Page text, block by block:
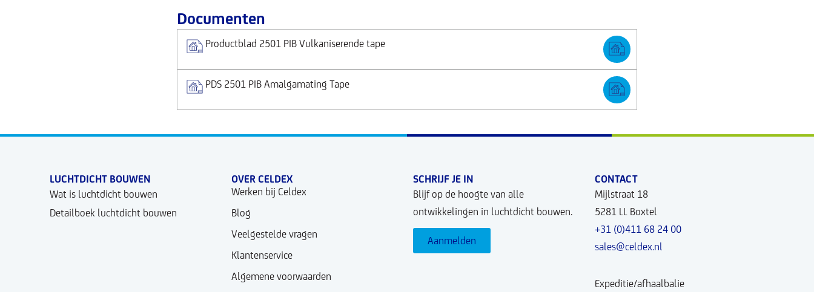
Documenten
Productblad 2501 PIB Vulkaniserende tape
PDS 2501 PIB Amalgamating Tape
LUCHTDICHT BOUWEN
Wat is luchtdicht bouwen
Detailboek luchtdicht bouwen
OVER CELDEX
Werken bij Celdex
Blog
Veelgestelde vragen
Klantenservice
Algemene voorwaarden
SCHRIJF JE IN
Blijf op de hoogte van alle
ontwikkelingen in luchtdicht bouwen.
Aanmelden
CONTACT
Mijlstraat 18
5281 LL Boxtel
+31 (0)411 68 24 00
sales@celdex.nl
Expeditie/afhaalbalie